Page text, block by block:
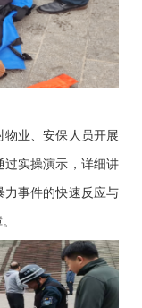
物业、安保人员开展
过实操演示，详细讲
力事件的快速反应与